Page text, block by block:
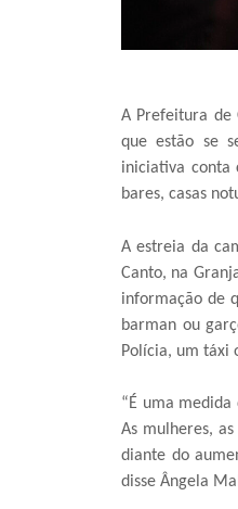
A Prefeitura de
que estão se
iniciativa conta
bares, casas
A estreia da
Canto, na
informação de
barman ou
Polícia, um táxi
“É uma
As mulheres,
diante do
disse Ângela